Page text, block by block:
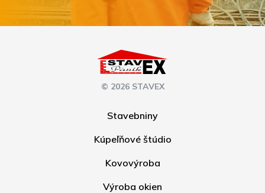
© 2026 STAVEX
Stavebniny
Kúpeľňové štúdio
Kovovýroba
Výroba okien